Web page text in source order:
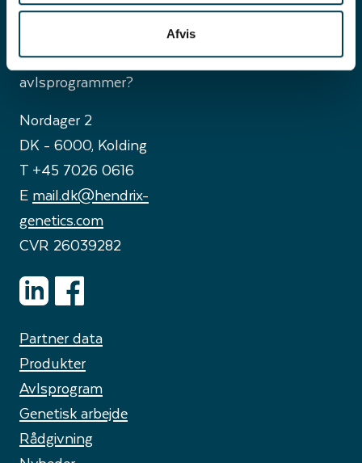
Afvis
verdens stærkeste
avlsprogrammer?
Nordager 2
DK - 6000, Kolding
T +45 7026 0616
E mail.dk@hendrix-
genetics.com
CVR 26039282
Partner data
Produkter
Avlsprogram
Genetisk arbejde
Rådgivning